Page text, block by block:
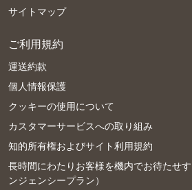
サイトマップ
ご利用規約
運送約款
個人情報保護
クッキーの使用について
カスタマーサービスへの取り組み
知的所有権およびサイト利用規約
長時間にわたりお客様を機内でお待たせ
ンジェンシープラン）